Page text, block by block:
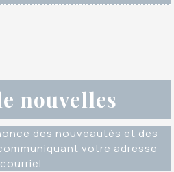
nouvelles
des nouveautés et des
votre adresse
courriel